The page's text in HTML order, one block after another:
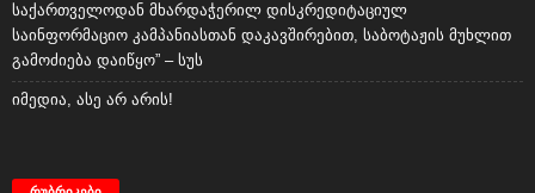
საქართველოდან მხარდაჭერილ დისკრედიტაციულ
საინფორმაციო კამპანიასთან დაკავშირებით, საბოტაჟის მუხლით
გამოძიება დაიწყო” – სუს
იმედია, ასე არ არის!